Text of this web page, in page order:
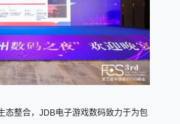
态整合，JDB电子游戏数码致力于为包